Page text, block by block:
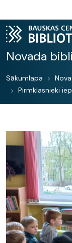
Novada
Sākumlapa
Pirmklasnieki